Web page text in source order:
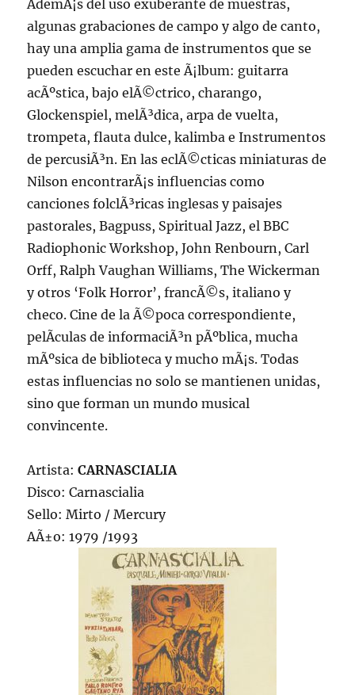
AdemÃ¡s del uso exuberante de muestras,
algunas grabaciones de campo y algo de canto,
hay una amplia gama de instrumentos que se
pueden escuchar en este Ã¡lbum: guitarra
acÃºstica, bajo elÃ©ctrico, charango,
Glockenspiel, melÃ³dica, arpa de vuelta,
trompeta, flauta dulce, kalimba e Instrumentos
de percusiÃ³n. En las eclÃ©cticas miniaturas de
Nilson encontrarÃ¡s influencias como
canciones folclÃ³ricas inglesas y paisajes
pastorales, Bagpuss, Spiritual Jazz, el BBC
Radiophonic Workshop, John Renbourn, Carl
Orff, Ralph Vaughan Williams, The Wickerman
y otros ‘Folk Horror’, francÃ©s, italiano y
checo. Cine de la Ã©poca correspondiente,
pelÃ­culas de informaciÃ³n pÃºblica, mucha
mÃºsica de biblioteca y mucho mÃ¡s. Todas
estas influencias no solo se mantienen unidas,
sino que forman un mundo musical
convincente.
Artista:CARNASCIALIA
Disco: Carnascialia
Sello: Mirto / Mercury
AÃ±o: 1979 /1993